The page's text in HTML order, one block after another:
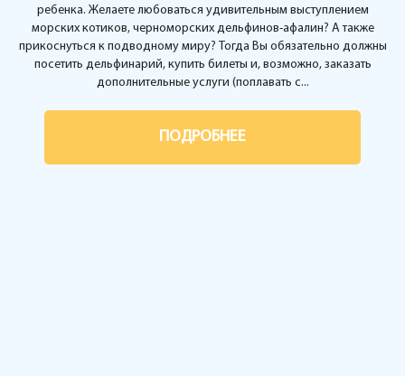
ребенка. Желаете любоваться удивительным выступлением
морских котиков, черноморских дельфинов-афалин? А также
прикоснуться к подводному миру? Тогда Вы обязательно должны
посетить дельфинарий, купить билеты и, возможно, заказать
дополнительные услуги (поплавать с...
ПОДРОБНЕЕ